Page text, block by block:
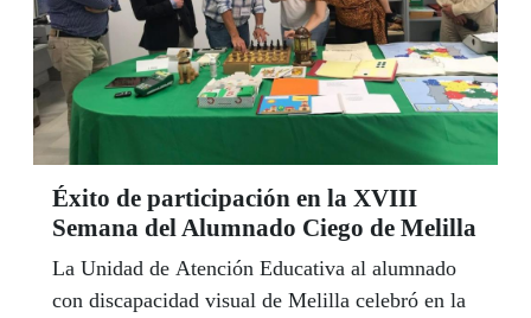
Éxito de participación en la XVIII
Semana del Alumnado Ciego de Melilla
La Unidad de Atención Educativa al alumnado
con discapacidad visual de Melilla celebró en la